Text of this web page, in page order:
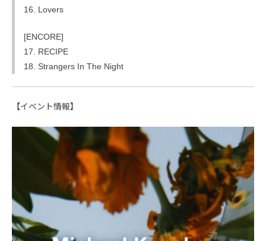
16. Lovers
[ENCORE]
17. RECIPE
18. Strangers In The Night
【イベント情報】